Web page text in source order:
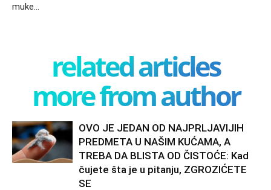
muke…
related articles
more from author
OVO JE JEDAN OD NAJPRLJAVIJIH
PREDMETA U NAŠIM KUĆAMA, A
TREBA DA BLISTA OD ČISTOĆE: Kad
čujete šta je u pitanju, ZGROZIĆETE
SE